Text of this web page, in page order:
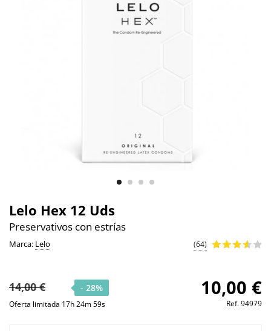
Lelo Hex 12 Uds
Preservativos con estrías
Marca: Lelo (64)
14,00 € - 28% 10,00 €
Oferta limitada 17h 24m 58s Ref.94979